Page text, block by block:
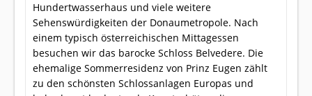
Hundertwasserhaus und viele weitere
Sehenswürdigkeiten der Donaumetropole. Nach
einem typisch österreichischen Mittagessen
besuchen wir das barocke Schloss Belvedere. Die
ehemalige Sommerresidenz von Prinz Eugen zählt
zu den schönsten Schlossanlagen Europas und